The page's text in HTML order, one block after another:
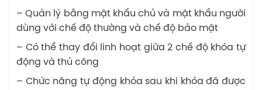
– Quản lý bằng mật khẩu chủ và mật khẩu người
dùng với chế độ thường và chế độ bảo mật
– Có thể thay đổi linh hoạt giữa 2 chế độ khóa tự
động và thủ công
– Chức năng tự động khóa sau khi khóa đã được